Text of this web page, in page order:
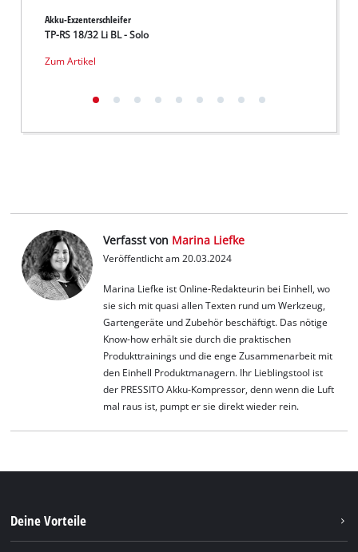
Akku-Exzenterschleifer
TP-RS 18/32 Li BL - Solo
Zum Artikel
Verfasst von Marina Liefke
Veröffentlicht am 20.03.2024
Marina Liefke ist Online-Redakteurin bei Einhell, wo
sie sich mit quasi allen Texten rund um Werkzeug,
Gartengeräte und Zubehör beschäftigt. Das nötige
Know-how erhält sie durch die praktischen
Produkttrainings und die enge Zusammenarbeit mit
den Einhell Produktmanagern. Ihr Lieblingstool ist
der PRESSITO Akku-Kompressor, denn wenn die Luft
mal raus ist, pumpt er sie direkt wieder rein.
Deine Vorteile